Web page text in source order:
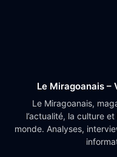
Le Miragoanais –
Le Miragoanais,
l’actualité, la culture
monde. Analyses,